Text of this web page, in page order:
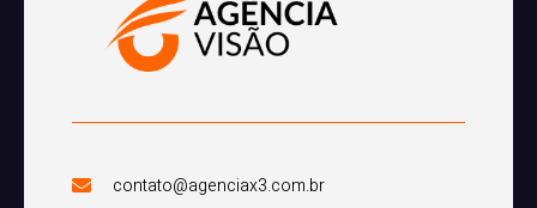
contato@agenciax3.com.br